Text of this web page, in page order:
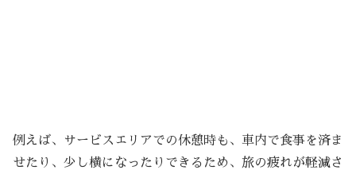
例えば、サービスエリアでの休憩時も、車内で食事を済ま
せたり、少し横になったりできるため、旅の疲れが軽減さ